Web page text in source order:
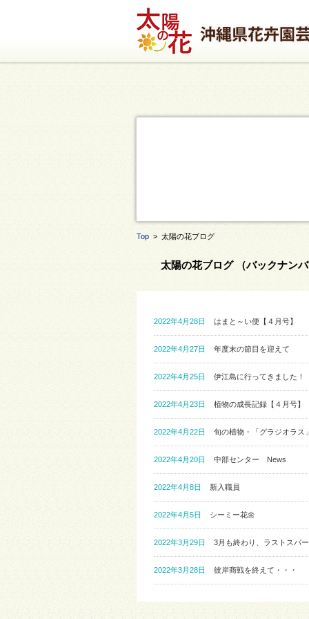
Top > 太陽の花ブログ
太陽の花ブログ （バックナン
2022年4月28日 はまと～い便【４月号】
2022年4月27日 年度末の節目を迎えて
2022年4月25日 伊江島に行ってきました！
2022年4月23日 植物の成長記録【４月号】
2022年4月22日 旬の植物・「グラジオラス
2022年4月20日 中部センター News
2022年4月8日 新入職員
2022年4月5日 シーミー花🌼
2022年3月29日 3月も終わり、ラストスパ
2022年3月28日 彼岸商戦を終えて・・・